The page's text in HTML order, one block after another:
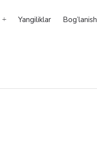
Yangiliklar Bog’lanish